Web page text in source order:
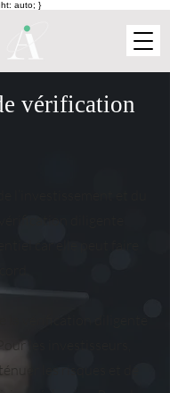
auto; }
vérification
les investisseurs,
les risques et de